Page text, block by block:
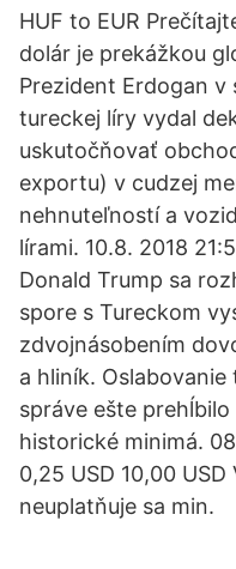
HUF to EUR
dolár je prekážkou
Prezident Erdogan
tureckej líry vydal
uskutočňovať
exportu) v cudzej
nehnuteľností a
lírami. 10.8. 2018
Donald Trump sa
spore s Tureckom
zdvojnásobením
a hliník.
správe ešte
historické minimá.
0,25 USD 10,00
neuplatňuje sa min.